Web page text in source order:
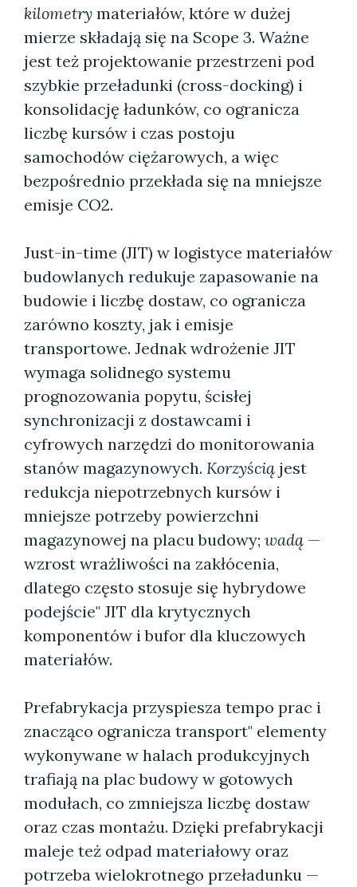
kilometry materiałów, które w dużej
mierze składają się na Scope 3. Ważne
jest też projektowanie przestrzeni pod
szybkie przeładunki (cross-docking) i
konsolidację ładunków, co ogranicza
liczbę kursów i czas postoju
samochodów ciężarowych, a więc
bezpośrednio przekłada się na mniejsze
emisje CO2.
Just-in-time (JIT) w logistyce materiałów
budowlanych redukuje zapasowanie na
budowie i liczbę dostaw, co ogranicza
zarówno koszty, jak i emisje
transportowe. Jednak wdrożenie JIT
wymaga solidnego systemu
prognozowania popytu, ścisłej
synchronizacji z dostawcami i
cyfrowych narzędzi do monitorowania
stanów magazynowych. Korzyścią jest
redukcja niepotrzebnych kursów i
mniejsze potrzeby powierzchni
magazynowej na placu budowy; wadą —
wzrost wrażliwości na zakłócenia,
dlatego często stosuje się hybrydowe
podejście" JIT dla krytycznych
komponentów i bufor dla kluczowych
materiałów.
Prefabrykacja przyspiesza tempo prac i
znacząco ogranicza transport" elementy
wykonywane w halach produkcyjnych
trafiają na plac budowy w gotowych
modułach, co zmniejsza liczbę dostaw
oraz czas montażu. Dzięki prefabrykacji
maleje też odpad materiałowy oraz
potrzeba wielokrotnego przeładunku —